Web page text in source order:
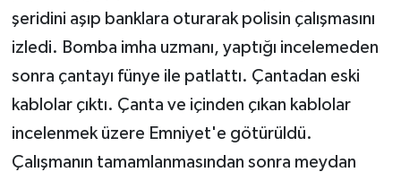
şeridini aşıp banklara oturarak polisin çalışmasını
izledi. Bomba imha uzmanı, yaptığı incelemeden
sonra çantayı fünye ile patlattı. Çantadan eski
kablolar çıktı. Çanta ve içinden çıkan kablolar
incelenmek üzere Emniyet'e götürüldü.
Çalışmanın tamamlanmasından sonra meydan